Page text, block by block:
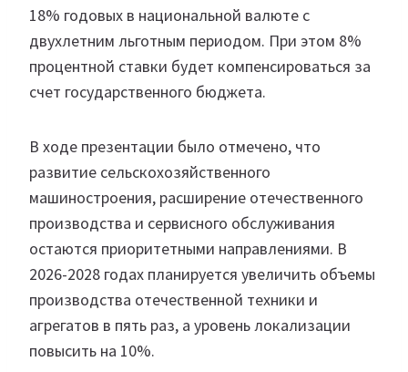
18% годовых в национальной валюте с
двухлетним льготным периодом. При этом 8%
процентной ставки будет компенсироваться за
счет государственного бюджета.
В ходе презентации было отмечено, что
развитие сельскохозяйственного
машиностроения, расширение отечественного
производства и сервисного обслуживания
остаются приоритетными направлениями. В
2026-2028 годах планируется увеличить объемы
производства отечественной техники и
агрегатов в пять раз, а уровень локализации
повысить на 10%.